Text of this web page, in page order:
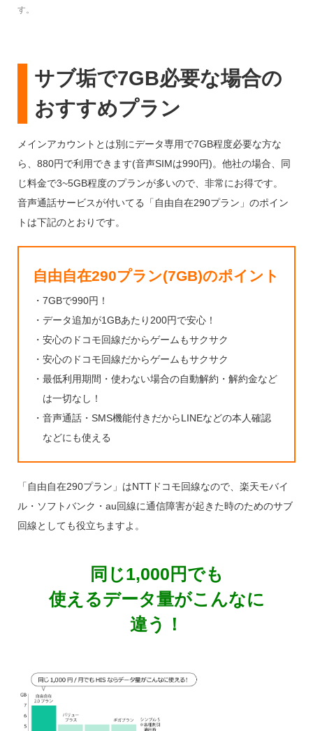
す。
サブ垢で7GB必要な場合の
おすすめプラン
メインアカウントとは別にデータ専用で7GB程度必要な方な
ら、880円で利用できます(音声SIMは990円)。他社の場合、同
じ料金で3~5GB程度のプランが多いので、非常にお得です。
音声通話サービスが付いてる「自由自在290プラン」のポイン
トは下記のとおりです。
自由自在290プラン(7GB)のポイント
・ 7GBで990円！
・ データ追加が1GBあたり200円で安心！
・ 安心のドコモ回線だからゲームもサクサク
・ 安心のドコモ回線だからゲームもサクサク
・ 最低利用期間・使わない場合の自動解約・解約金など
は一切なし！
・ 音声通話・SMS機能付きだからLINEなどの本人確認
などにも使える
「自由自在290プラン」はNTTドコモ回線なので、楽天モバイ
ル・ソフトバンク・au回線に通信障害が起きた時のためのサブ
回線としても役立ちますよ。
同じ1,000円でも
使えるデータ量がこんなに
違う！